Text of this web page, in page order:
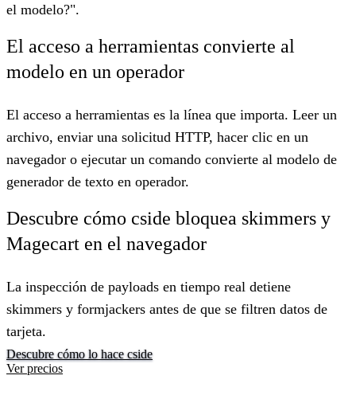
el modelo?".
El acceso a herramientas convierte al
modelo en un operador
El acceso a herramientas es la línea que importa. Leer un
archivo, enviar una solicitud HTTP, hacer clic en un
navegador o ejecutar un comando convierte al modelo de
generador de texto en operador.
Descubre cómo cside bloquea skimmers y
Magecart en el navegador
La inspección de payloads en tiempo real detiene
skimmers y formjackers antes de que se filtren datos de
tarjeta.
Descubre cómo lo hace cside
Ver precios